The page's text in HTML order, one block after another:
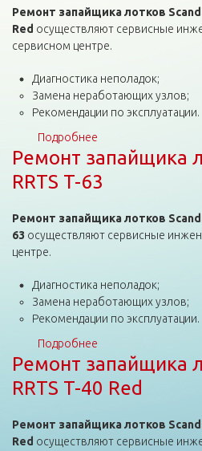
Ремонт запайщика лотков
Red осуществляют сервисные
сервисном центре.
Диагностика неполадок;
Замена неработающих узлов;
Рекомендации по эксплуатации.
Подробнее
Red
Ремонт запайщика
RRTS T-63
Ремонт запайщика лотков
63 осуществляют сервисные
центре.
Диагностика неполадок;
Замена неработающих узлов;
Рекомендации по эксплуатации.
Подробнее
Ремонт запайщика
RRTS T-40 Red
Ремонт запайщика лотков
Red осуществляют сервисные